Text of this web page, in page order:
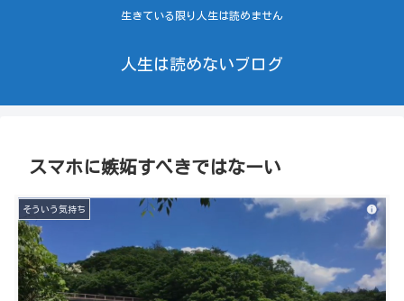
生きている限り人生は読めません
人生は読めないブログ
スマホに嫉妬すべきではなーい
そういう気持ち